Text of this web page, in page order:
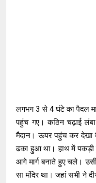
लगभग 3 से 4 घंटे का पैदल
पहुंच गए। कठिन चढ़ाई
मैदान। ऊपर पहुंच कर देखा
ढका हुआ था। हाथ में पकड़ी
आगे मार्ग बनाते हुए चले।
सा मंदिर था। जहां सभी ने